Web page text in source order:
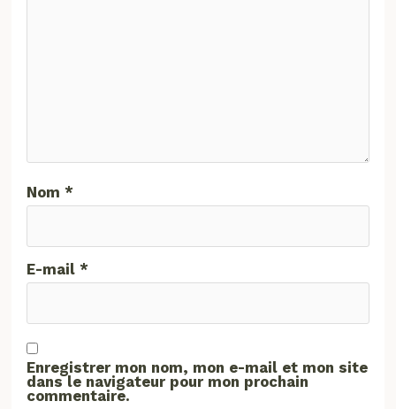
Nom*
E-mail*
Enregistrer mon nom, mon e-mail et mon site
dans le navigateur pour mon prochain
commentaire.